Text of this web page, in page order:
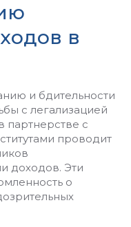
в
и бдительности
с легализацией
партнерстве с
проводит
доходов. Эти
о